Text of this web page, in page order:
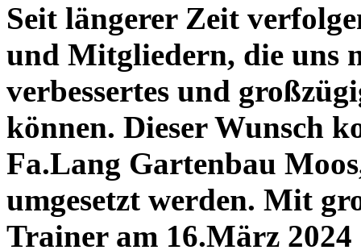
Seit längerer Zeit
und Mitgliedern, die uns
verbessertes und
können. Dieser Wunsch
Fa.Lang Gartenbau
umgesetzt werden. Mit
Trainer am 16.März 2024